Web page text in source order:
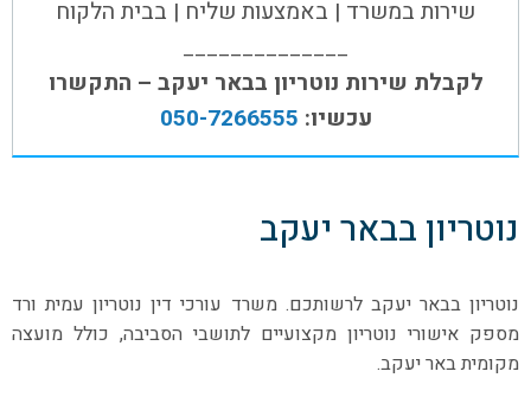
שירות במשרד | באמצעות שליח | בבית הלקוח
______________
לקבלת שירות נוטריון בבאר יעקב – התקשרו
עכשיו: 050-7266555
נוטריון בבאר יעקב
נוטריון בבאר יעקב לרשותכם. משרד עורכי דין נוטריון עמית ורד
מספק אישורי נוטריון מקצועיים לתושבי הסביבה, כולל מועצה
מקומית באר יעקב.